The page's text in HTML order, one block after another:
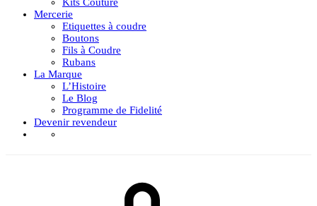
Mercerie
Etiquettes à coudre
Boutons
Fils à Coudre
Rubans
La Marque
L’Histoire
Le Blog
Programme de Fidelité
Devenir revendeur